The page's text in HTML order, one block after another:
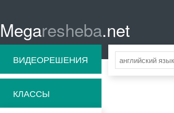
Megaresheba.net
ВИДЕОРЕШЕНИЯ
КЛАССЫ